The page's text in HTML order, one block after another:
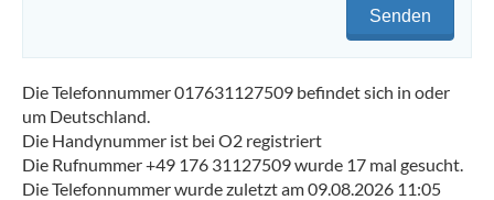
Senden
Die Telefonnummer 017631127509 befindet sich in oder
um Deutschland.
Die Handynummer ist bei O2 registriert
Die Rufnummer +49 176 31127509 wurde 17 mal gesucht.
Die Telefonnummer wurde zuletzt am 09.08.2026 11:05